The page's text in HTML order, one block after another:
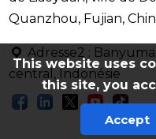
Quanzhou, Fujian,
Adresse2 :
central, Indonésie
This website uses
this site, you
Accept